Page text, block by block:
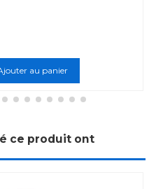
au panier
ce produit ont